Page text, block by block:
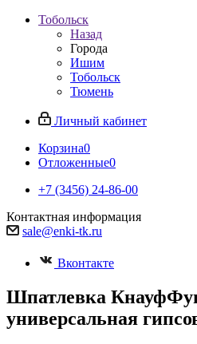
Тобольск
Назад
Города
Ишим
Тобольск
Тюмень
Личный кабинет
Корзина0
Отложенные0
+7 (3456) 24-86-00
Контактная информация
sale@enki-tk.ru
Вконтакте
Шпатлевка
универсальная